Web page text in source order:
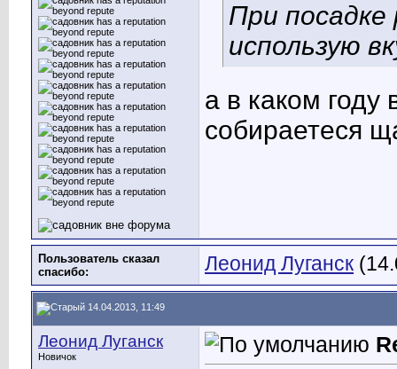
При
использую
а в каком году
собираетеся
Пользователь сказал
cпасибо:
Леонид Луганск
14.04.2013, 11:49
Леонид Луганск
Новичок